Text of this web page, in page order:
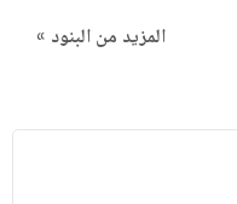
المزيد من البنود »